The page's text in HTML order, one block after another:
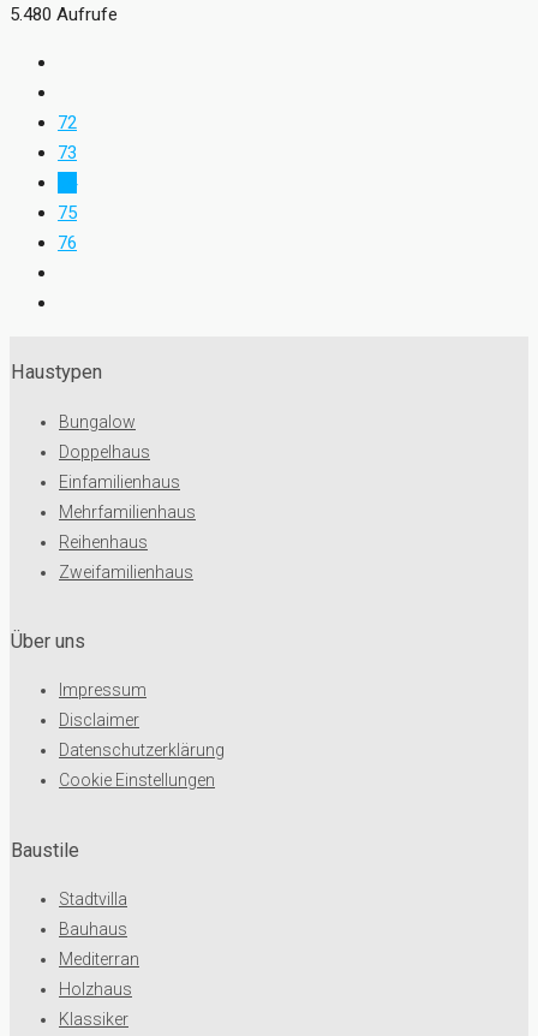
5.480 Aufrufe
72
73
75
76
Haustypen
Bungalow
Doppelhaus
Einfamilienhaus
Mehrfamilienhaus
Reihenhaus
Zweifamilienhaus
Baustile
Stadtvilla
Bauhaus
Mediterran
Holzhaus
Klassiker
Über uns
Impressum
Disclaimer
Datenschutzerklärung
Cookie Einstellungen